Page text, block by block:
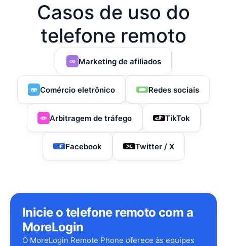
Casos de uso do
telefone remoto
Marketing de afiliados
Comércio eletrônico Redes sociais
Arbitragem de tráfego TikTok
Facebook Twitter / X
Inicie o telefone remoto com a
MoreLogin
O MoreLogin Remote Phone oferece às equipes